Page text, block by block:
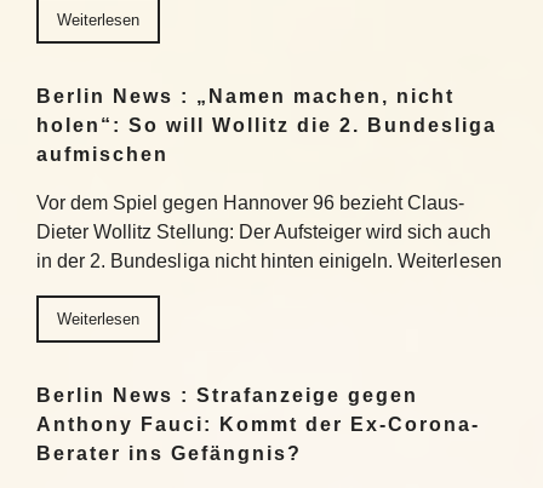
Weiterlesen
Berlin News : „Namen machen, nicht
holen“: So will Wollitz die 2. Bundesliga
aufmischen
Vor dem Spiel gegen Hannover 96 bezieht Claus-
Dieter Wollitz Stellung: Der Aufsteiger wird sich auch
in der 2. Bundesliga nicht hinten einigeln. Weiterlesen
Weiterlesen
Berlin News : Strafanzeige gegen
Anthony Fauci: Kommt der Ex-Corona-
Berater ins Gefängnis?